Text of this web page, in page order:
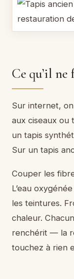
Ce qu’il
Sur internet,
aux ciseaux ou
un tapis
Sur un tapis
Couper les
L’eau
les teintures.
chaleur.
renchérit — la
touchez à rien